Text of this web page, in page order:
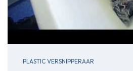
PLASTIC VERSNIPPERAAR